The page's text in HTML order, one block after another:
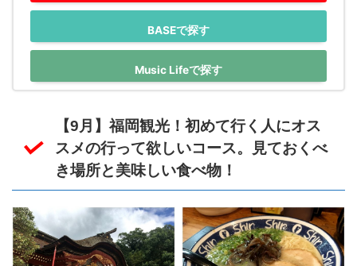
BASEで探す
Music Lifeで探す
【9月】福岡観光！初めて行く人にオス
スメの行って欲しいコース。見ておくべ
き場所と美味しい食べ物！